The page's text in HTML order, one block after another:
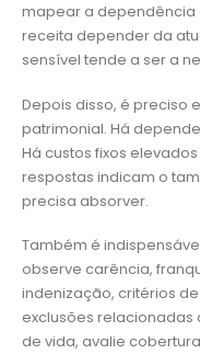
mapear a dependência
receita depender da
sensível tende a ser a
Depois disso, é preciso
patrimonial. Há
Há custos fixos
respostas indicam o
precisa absorver.
Também é
observe carência,
indenização, critérios
exclusões relacionadas
de vida, avalie